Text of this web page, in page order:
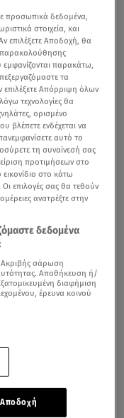
προσωπικά δεδομένα,
στοιχεία, και
επιλέξετε Αποδοχή, θα
παρακολούθησης
παρακάτω,
τα
Απόρριψη όλων
τεχνολογίες θα
ορισμένο
βλέπετε ενδέχεται να
αυτό το
τη συναίνεσή σας
προτιμήσεων στο
στο κάτω
επιλογές σας θα τεθούν
ανατρέξτε στην
δεδομένα
σάρωση
Αποθήκευση ή/
διαφήμιση
έρευνα κοινού
Αποδοχή